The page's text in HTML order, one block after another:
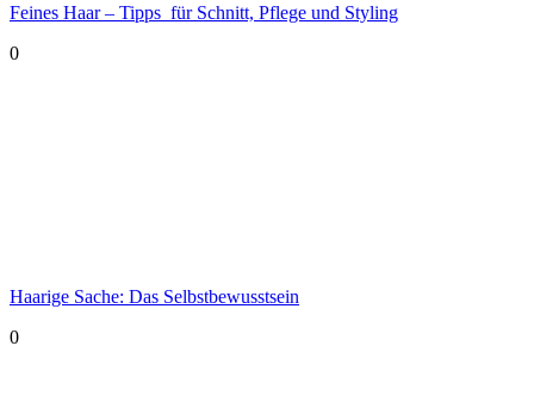
Feines Haar – Tipps für Schnitt, Pflege und Styling
0
Haarige Sache: Das Selbstbewusstsein
0